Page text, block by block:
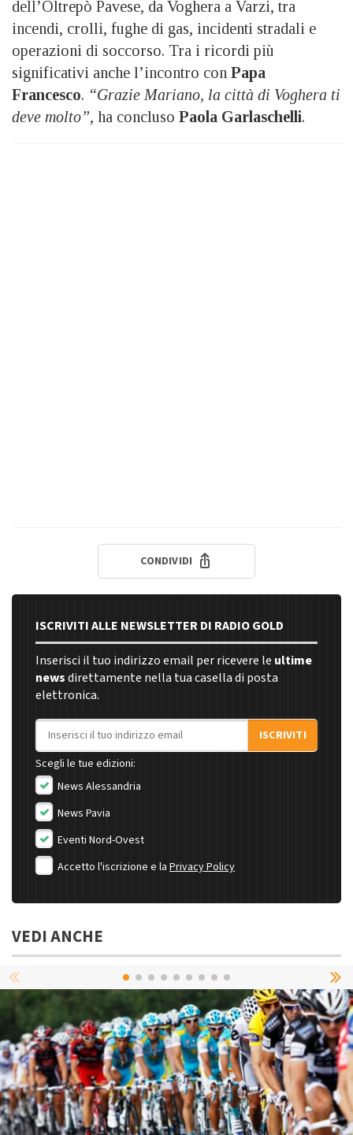
dell’Oltrepò Pavese, da Voghera a Varzi, tra
incendi, crolli, fughe di gas, incidenti stradali e
operazioni di soccorso. Tra i ricordi più
significativi anche l’incontro con Papa
Francesco. “Grazie Mariano, la città di Voghera ti
deve molto”, ha concluso Paola Garlaschelli.
CONDIVIDI
ISCRIVITI ALLE NEWSLETTER DI RADIO GOLD
Inserisci il tuo indirizzo email per ricevere le ultime
newsdirettamente nella tua casella di posta
elettronica.
Indirizzo email
ISCRIVITI
Scegli le tue edizioni:
News Alessandria
News Pavia
Eventi Nord-Ovest
Accetto l'iscrizione e la Privacy Policy
VEDI ANCHE